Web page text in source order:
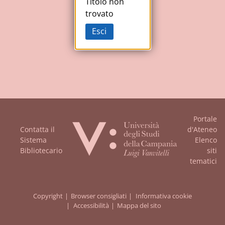
Contatta il
Sistema
Bibliotecario
Portale
d'Ateneo
Elenco
siti
tematici
Copyright Browser consigliati
Informativa cookie
Accessibilità
Mappa del sito
trovato
Esci